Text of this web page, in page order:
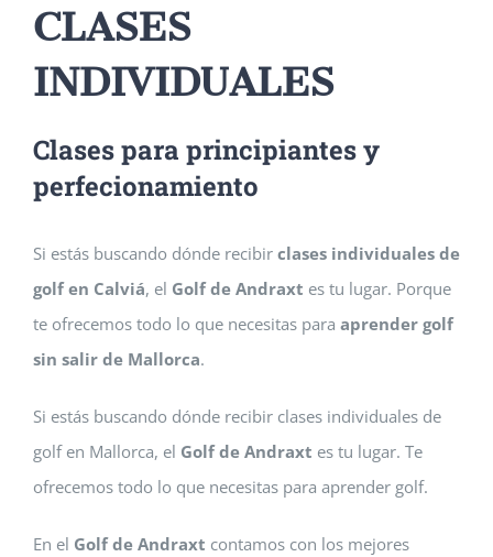
CLASES
INDIVIDUALES
Clases para principiantes y
perfecionamiento
Si estás buscando dónde recibir clases individuales de
golf en Calviá, el Golf de Andraxt es tu lugar. Porque
te ofrecemos todo lo que necesitas para aprender golf
sin salir de Mallorca.
Si estás buscando dónde recibir clases individuales de
golf en Mallorca, el Golf de Andraxt es tu lugar. Te
ofrecemos todo lo que necesitas para aprender golf.
En el Golf de Andraxt contamos con los mejores